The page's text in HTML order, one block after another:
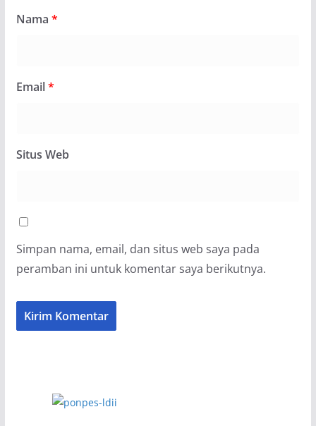
Nama *
Email*
Situs Web
Simpan nama, email, dan situs web saya pada
peramban ini untuk komentar saya berikutnya.